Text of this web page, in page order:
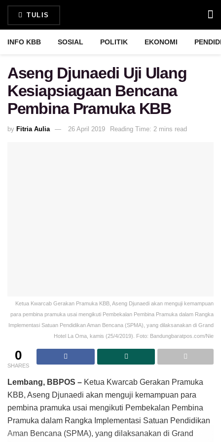
TULIS
INFO KBB SOSIAL POLITIK EKONOMI
Aseng Djunaedi Uji Ulang
Kesiapsiagaan Bencana
Pembina Pramuka KBB
by Fitria Aulia 26 April 2019 Reading Time: 2 mins read
Ketua Kwarcab Gerakan Pramuka KBB, Aseng Djunaedi akan menguji
kemampuan para pembina pramuka usai mengikuti Pembekalan Pembina
Pramuka dalam Rangka Implementasi Satuan Pendidikan Aman Bencana
(SPMA), yang dilaksanakan di Grand Hotel La Oma, kamis (25/4/2019). Foto:
0
Lembang, BBPOS –Ketua Kwarcab Gerakan Pramuka KBB,
Aseng Djunaedi akan menguji kemampuan para pembina
pramuka usai mengikuti Pembekalan Pembina Pramuka
dalam Rangka Implementasi Satuan Pendidikan Aman